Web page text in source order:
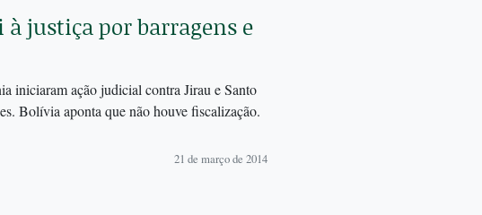
justiça por barragens e
iniciaram ação judicial contra Jirau e Santo
Bolívia aponta que não houve fiscalização.
21 de março de 2014